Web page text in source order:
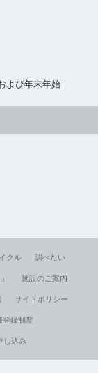
よび年末年始
クル 調べたい
施設のご案内
サイトポリシー
登録制度
し込み